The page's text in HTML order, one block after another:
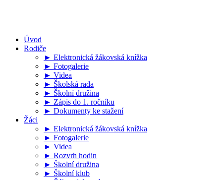
Úvod
Rodiče
► Elektronická žákovská knížka
► Fotogalerie
► Videa
► Školská rada
► Školní družina
► Zápis do 1. ročníku
► Dokumenty ke stažení
Žáci
► Elektronická žákovská knížka
► Fotogalerie
► Videa
► Rozvrh hodin
► Školní družina
► Školní klub